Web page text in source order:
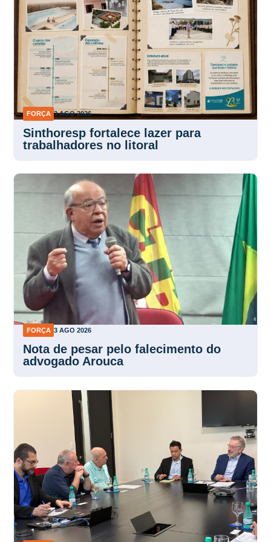
FORÇA 3 AGO 2026
Sinthoresp fortalece lazer para
trabalhadores no litoral
FORÇA 3 AGO 2026
Nota de pesar pelo falecimento do
advogado Arouca